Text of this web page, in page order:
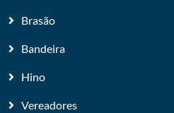
Brasão
Bandeira
Hino
Vereadores